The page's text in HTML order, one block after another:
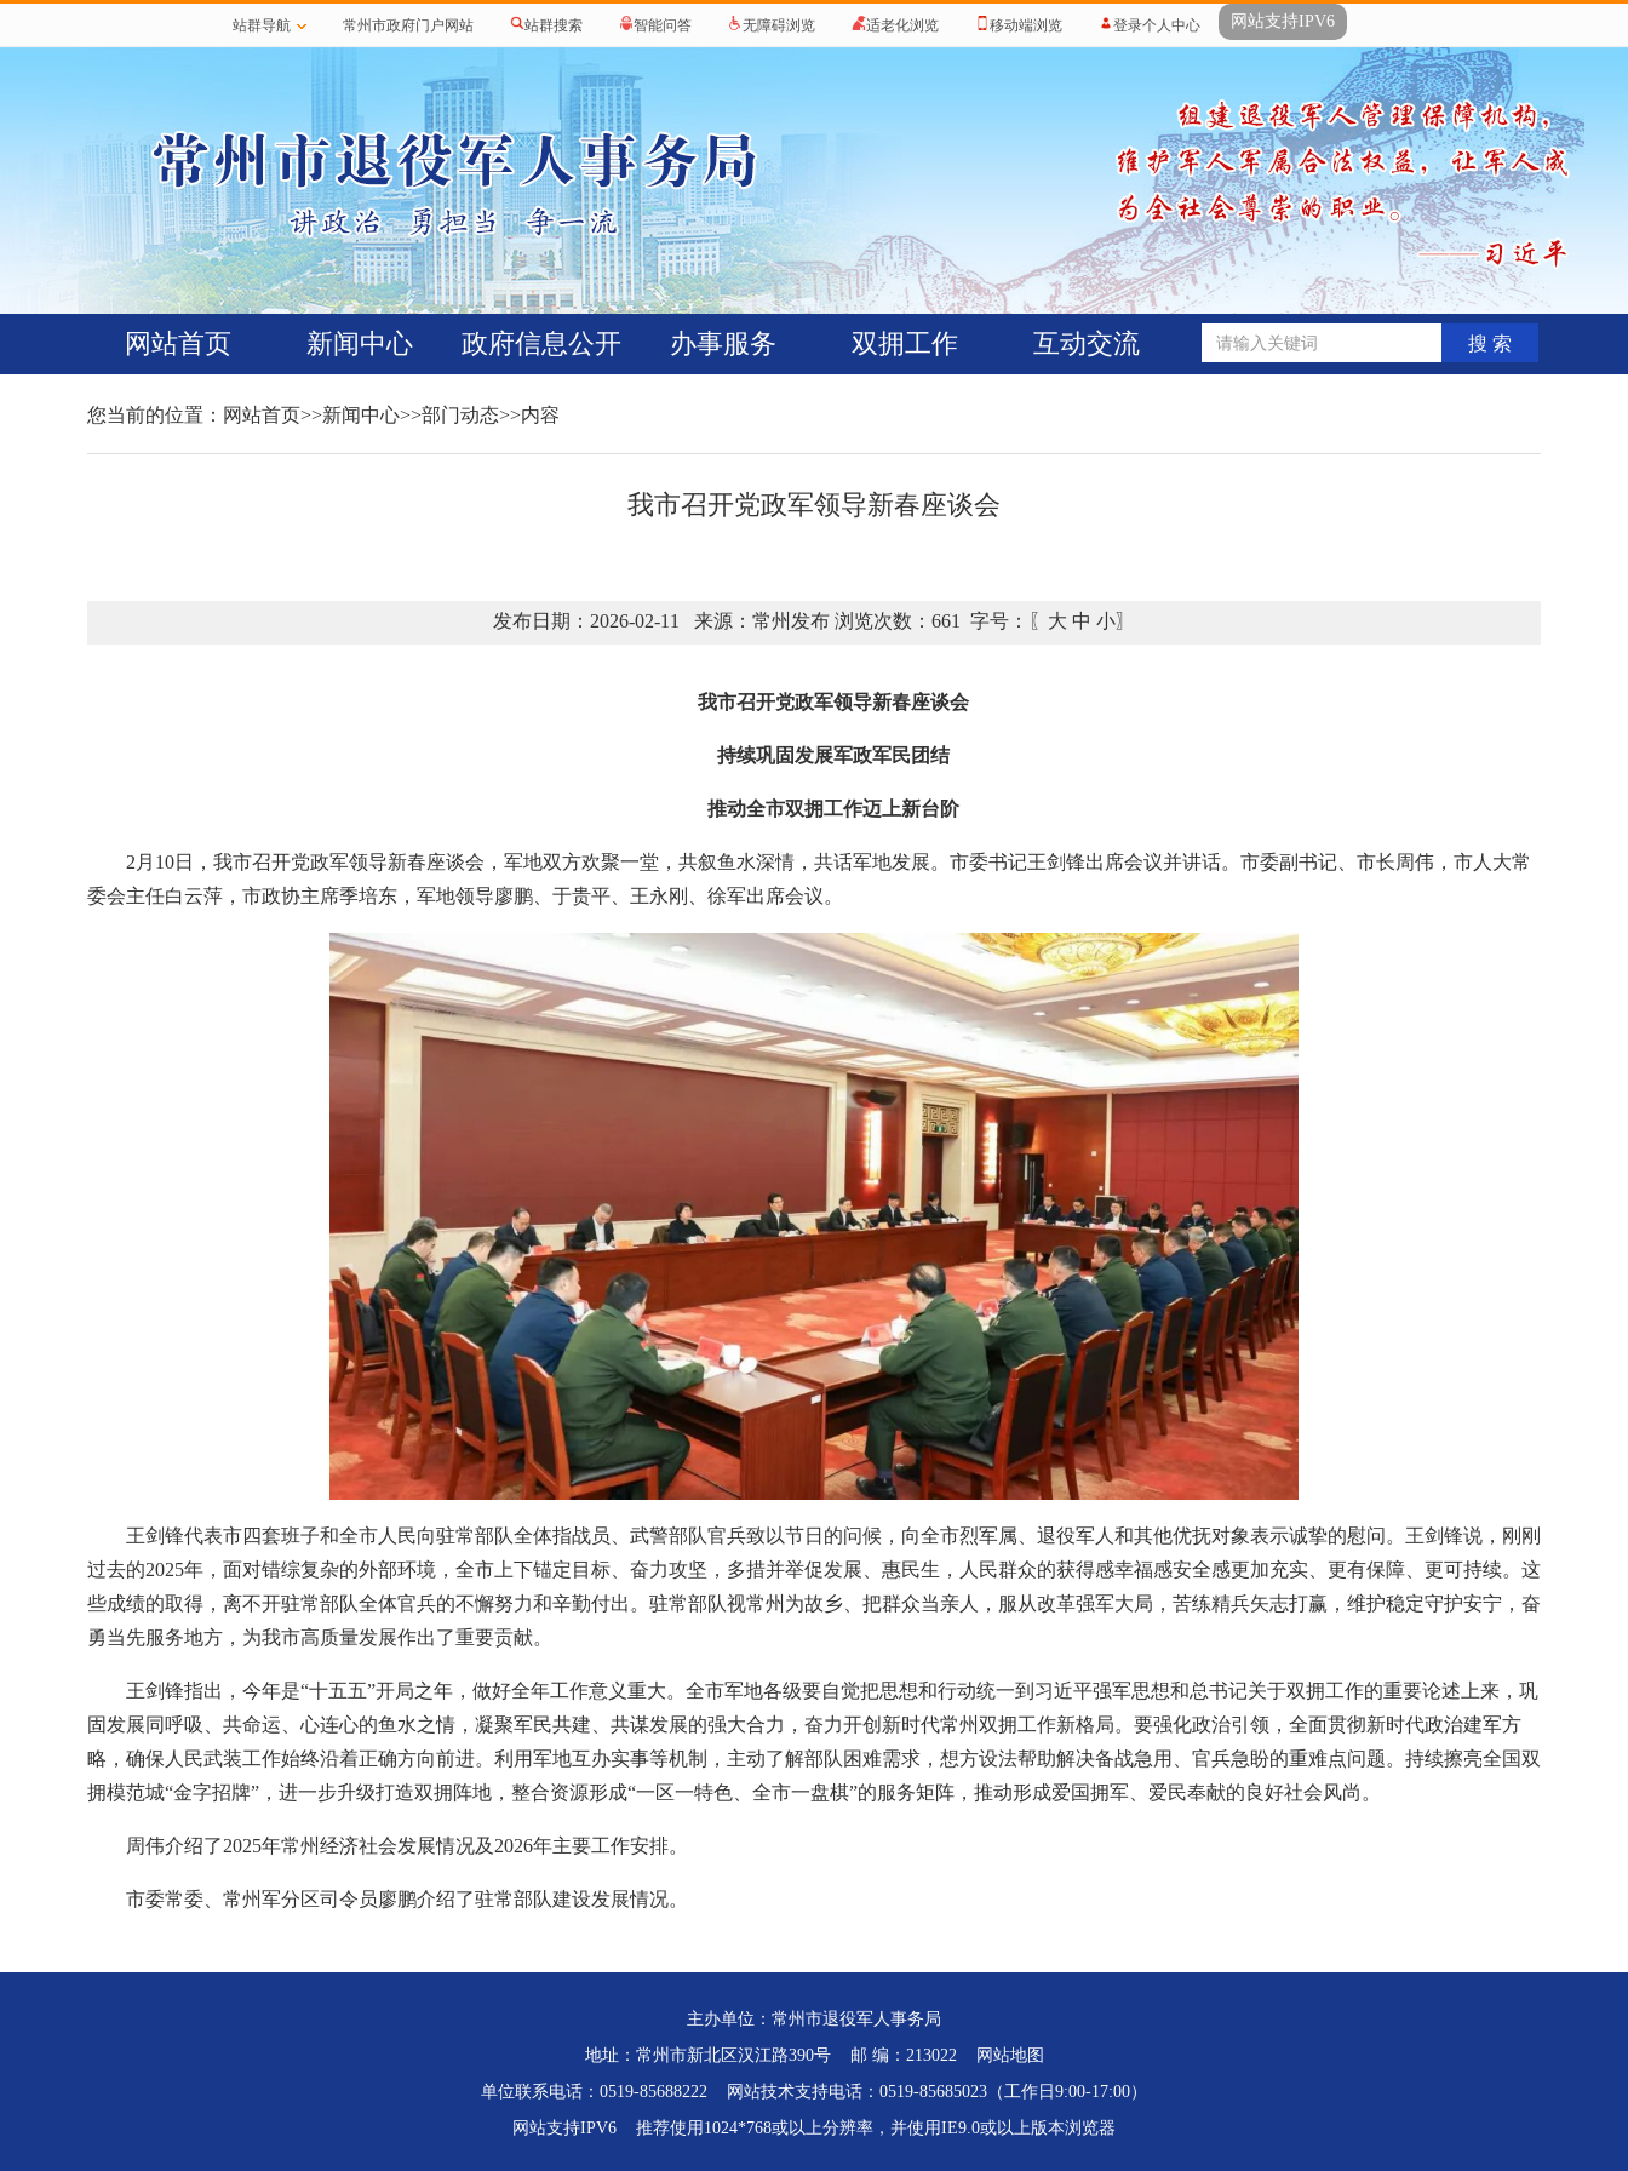
站群导航 常州市政府门户网站 站群搜索 智能问答 无障碍浏览 适老化浏览 移动端浏览 登录个人中心 网站支持IPV6
网站首页 新闻中心 政府信息公开 办事服务 双拥工作 互动交流 搜 索
您当前的位置： 网站首页>>新闻中心>>部门动态>>内容
我市召开党政军领导新春座谈会
发布日期：2026-02-11 来源：常州发布 浏览次数： 661 字号：〖 大 中 小〗
我市召开党政军领导新春座谈会
持续巩固发展军政军民团结
推动全市双拥工作迈上新台阶
2月10日，我市召开党政军领导新春座谈会，军地双方欢聚一堂，共叙鱼水深情，共话军地发展。市委书记王剑锋出席会议并讲话。市委副书记、市长周伟，市人大常
委会主任白云萍，市政协主席季培东，军地领导廖鹏、于贵平、王永刚、徐军出席会议。
王剑锋代表市四套班子和全市人民向驻常部队全体指战员、武警部队官兵致以节日的问候，向全市烈军属、退役军人和其他优抚对象表示诚挚的慰问。王剑锋说，刚刚
过去的2025年，面对错综复杂的外部环境，全市上下锚定目标、奋力攻坚，多措并举促发展、惠民生，人民群众的获得感幸福感安全感更加充实、更有保障、更可持续。这
些成绩的取得，离不开驻常部队全体官兵的不懈努力和辛勤付出。驻常部队视常州为故乡、把群众当亲人，服从改革强军大局，苦练精兵矢志打赢，维护稳定守护安宁，奋
勇当先服务地方，为我市高质量发展作出了重要贡献。
王剑锋指出，今年是“十五五”开局之年，做好全年工作意义重大。全市军地各级要自觉把思想和行动统一到习近平强军思想和总书记关于双拥工作的重要论述上来，巩
固发展同呼吸、共命运、心连心的鱼水之情，凝聚军民共建、共谋发展的强大合力，奋力开创新时代常州双拥工作新格局。要强化政治引领，全面贯彻新时代政治建军方
略，确保人民武装工作始终沿着正确方向前进。利用军地互办实事等机制，主动了解部队困难需求，想方设法帮助解决备战急用、官兵急盼的重难点问题。持续擦亮全国双
拥模范城“金字招牌”，进一步升级打造双拥阵地，整合资源形成“一区一特色、全市一盘棋”的服务矩阵，推动形成爱国拥军、爱民奉献的良好社会风尚。
周伟介绍了2025年常州经济社会发展情况及2026年主要工作安排。
市委常委、常州军分区司令员廖鹏介绍了驻常部队建设发展情况。
主办单位：常州市退役军人事务局
地址：常州市新北区汉江路390号 邮 编：213022
网站地图
单位联系电话：0519-85688222 网站技术支持电话：0519-85685023（工作日9:00-17:00）
网站支持IPV6 推荐使用1024*768或以上分辨率，并使用IE9.0或以上版本浏览器